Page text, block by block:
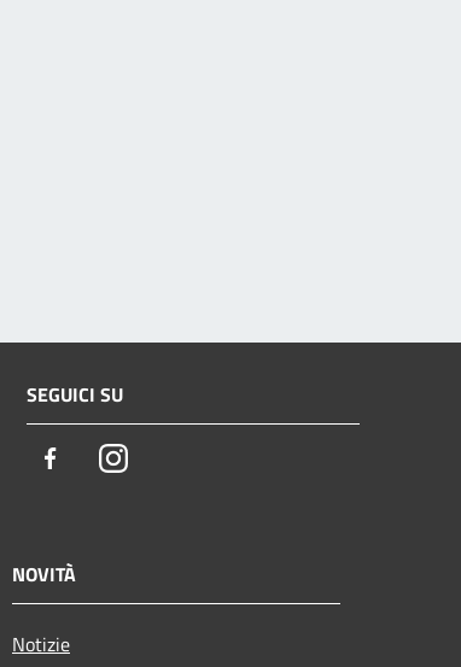
SEGUICI SU
FacebookInstagram
NOVITÀ
Notizie